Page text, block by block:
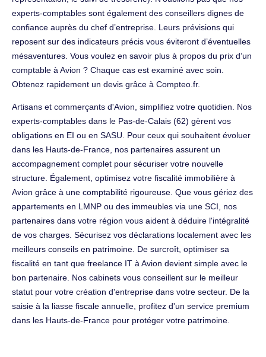
experts-comptables sont également des conseillers dignes de
confiance auprès du chef d’entreprise. Leurs prévisions qui
reposent sur des indicateurs précis vous éviteront d’éventuelles
mésaventures. Vous voulez en savoir plus à propos du prix d’un
comptable à Avion ? Chaque cas est examiné avec soin.
Obtenez rapidement un devis grâce à Compteo.fr.
Artisans et commerçants d'Avion, simplifiez votre quotidien. Nos
experts-comptables dans le Pas-de-Calais (62) gèrent vos
obligations en EI ou en SASU. Pour ceux qui souhaitent évoluer
dans les Hauts-de-France, nos partenaires assurent un
accompagnement complet pour sécuriser votre nouvelle
structure. Également, optimisez votre fiscalité immobilière à
Avion grâce à une comptabilité rigoureuse. Que vous gériez des
appartements en LMNP ou des immeubles via une SCI, nos
partenaires dans votre région vous aident à déduire l'intégralité
de vos charges. Sécurisez vos déclarations localement avec les
meilleurs conseils en patrimoine. De surcroît, optimiser sa
fiscalité en tant que freelance IT à Avion devient simple avec le
bon partenaire. Nos cabinets vous conseillent sur le meilleur
statut pour votre création d'entreprise dans votre secteur. De la
saisie à la liasse fiscale annuelle, profitez d'un service premium
dans les Hauts-de-France pour protéger votre patrimoine.